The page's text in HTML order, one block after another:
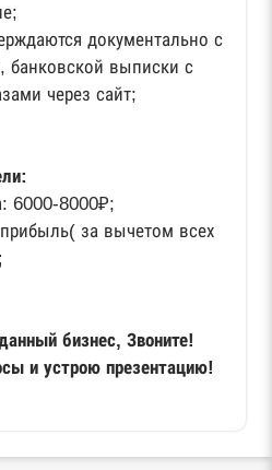
документально с
банковской выписки с
через сайт;
6000-8000₽;
за вычетом всех
бизнес, Звоните!
и устрою презентацию!